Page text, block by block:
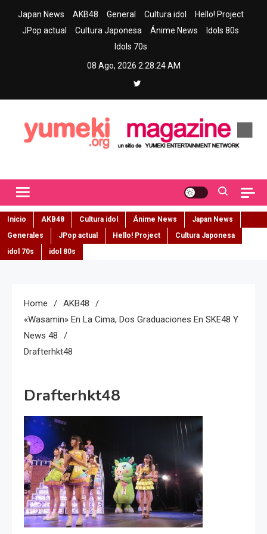
Japan News AKB48 General Cultura idol
Hello! Project
JPop actual
Cultura Japonesa Ánime News
Idols 80s
Idols 70s
08 Ago, 2026 2:28:25 AM
Inicio AKB48 Cultura idol Ánime News
Japan News
Generales
JPop actual Hello! Project
Cultura Japonesa
idol 70s
idol 80s
Home
AKB48
«Wasamin» En La Cima, Dos Graduaciones En SKE48 Y
News 48
Drafterhkt48
Drafterhkt48